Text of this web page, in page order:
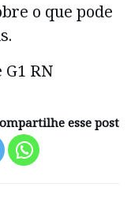
o que pode
RN
esse post